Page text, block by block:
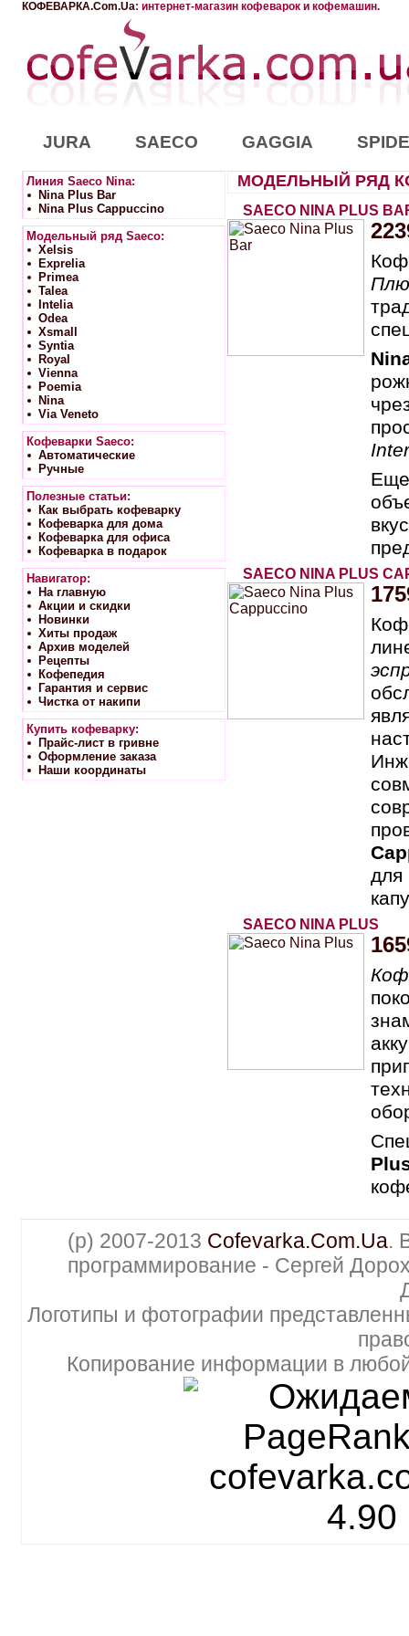
КОФЕВАРКА.Com.Ua: интернет-магазин кофеварок и кофемашин.
JURA SAECO GAGGIA
Линия Saeco Nina:
Nina Plus Bar
Nina Plus Cappuccino
Модельный ряд Saeco:
Xelsis
Exprelia
Primea
Talea
Intelia
Odea
Xsmall
Syntia
Royal
Vienna
Poemia
Nina
Via Veneto
Кофеварки Saeco:
Автоматические
Ручные
Полезные статьи:
Как выбрать кофеварку
Кофеварка для дома
Кофеварка для офиса
Кофеварка в подарок
Навигатор:
На главную
Акции и скидки
Новинки
Хиты продаж
Архив моделей
Рецепты
Кофепедия
Гарантия и сервис
Чистка от накипи
Купить кофеварку:
Прайс-лист в гривне
Оформление заказа
Наши координаты
МОДЕЛЬНЫЙ РЯД
SAECO NINA PLUS
Еще
SAECO NINA PLUS
для
SAECO NINA PLUS
(p) 2007-2013 Cofevarka.Com.Ua.
программирование - Сергей
Логотипы и фотографии
Копирование информации в